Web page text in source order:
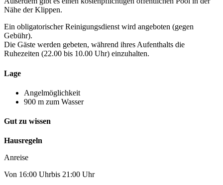
Nähe der Klippen.
Ein obligatorischer Reinigungsdienst wird angeboten (gegen
Gebühr).
Die Gäste werden gebeten, während ihres Aufenthalts die
Ruhezeiten (22.00 bis 10.00 Uhr) einzuhalten.
Lage
Angelmöglichkeit
900 m zum Wasser
Gut zu wissen
Hausregeln
Anreise
Von 16:00 Uhrbis 21:00 Uhr